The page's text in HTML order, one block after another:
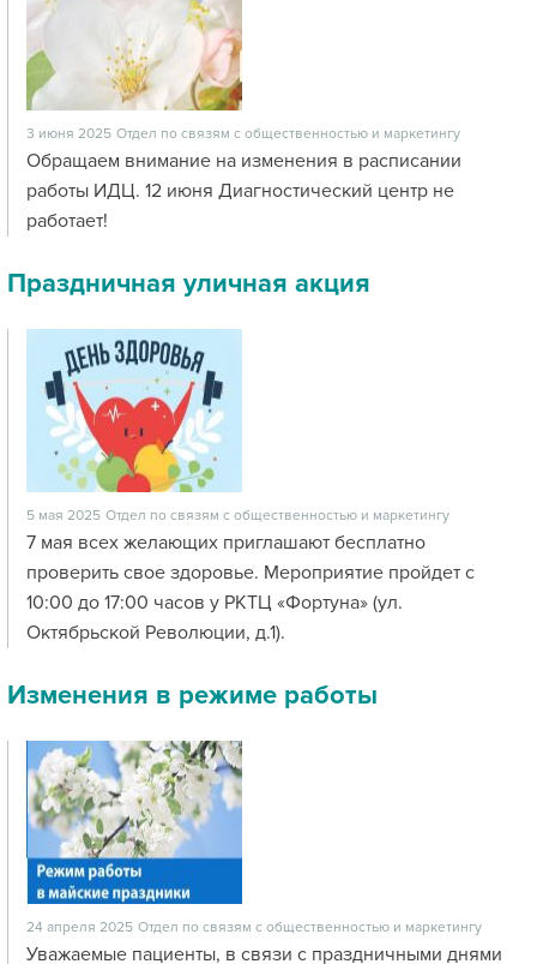
3 июня 2025 Отдел по связям с общественностью и маркетингу
Обращаем внимание на изменения в расписании
работы ИДЦ. 12 июня Диагностический центр не
работает!
Праздничная уличная акция
5 мая 2025 Отдел по связям с общественностью и маркетингу
7 мая всех желающих приглашают бесплатно
проверить свое здоровье. Мероприятие пройдет с
10:00 до 17:00 часов у РКТЦ «Фортуна» (ул.
Октябрьской Революции, д.1).
Изменения в режиме работы
24 апреля 2025 Отдел по связям с общественностью и маркетингу
Уважаемые пациенты, в связи с праздничными днями